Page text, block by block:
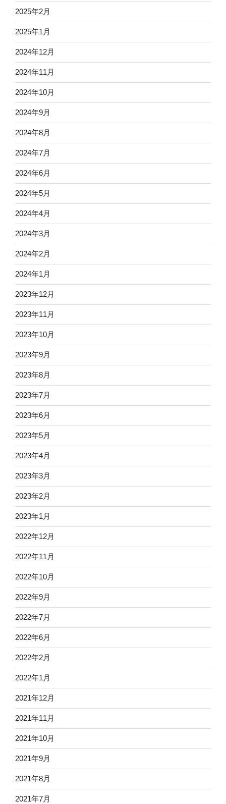
2025年2月
2025年1月
2024年12月
2024年11月
2024年10月
2024年9月
2024年8月
2024年7月
2024年6月
2024年5月
2024年4月
2024年3月
2024年2月
2024年1月
2023年12月
2023年11月
2023年10月
2023年9月
2023年8月
2023年7月
2023年6月
2023年5月
2023年4月
2023年3月
2023年2月
2023年1月
2022年12月
2022年11月
2022年10月
2022年9月
2022年7月
2022年6月
2022年2月
2022年1月
2021年12月
2021年11月
2021年10月
2021年9月
2021年8月
2021年7月